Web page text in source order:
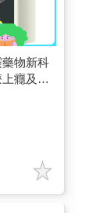
物新科
癮及憂